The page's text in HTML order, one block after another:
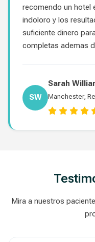
recomendo un hotel
indoloro y los
suficiente dinero
completas ademas
SW
Sarah
Manchester,
Mira a nuestros